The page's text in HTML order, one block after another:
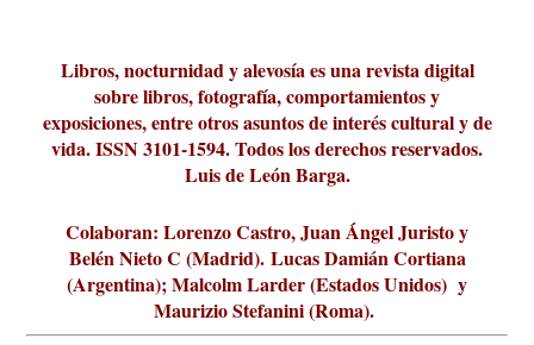
Liber 2026 al Fomento de la Le...
Revista Cultural Turia, númer...
10.000 pasos al día? Lo que d...
paisajística del mar de Sicil...
París
metafísicos de la novela ne...
Libros, nocturnidad y alevosía es una revista digital
sobre libros, fotografía, comportamientos y
exposiciones, entre otros asuntos de interés cultural y de
vida. ISSN 3101-1594. Todos los derechos reservados.
Luis de León Barga.
Colaboran: Lorenzo Castro, Juan Ángel Juristo y
Belén Nieto C (Madrid). Lucas Damián Cortiana
(Argentina); Malcolm Larder (Estados Unidos) y
Maurizio Stefanini (Roma).